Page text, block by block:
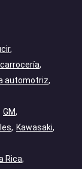
automotriz
GM
Kawasaki
Rica